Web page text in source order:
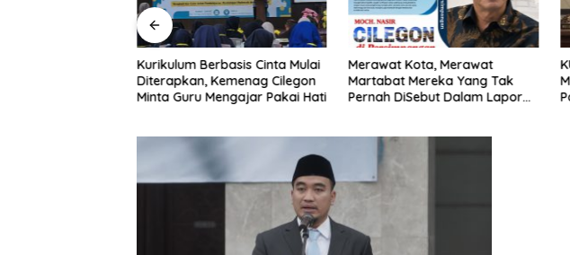
Kurikulum Berbasis Cinta Mulai
Diterapkan, Kemenag Cilegon
Minta Guru Mengajar Pakai Hati
Merawat Kota, Merawat
Martabat Mereka Yang Tak
Pernah DiSebut Dalam Laporan